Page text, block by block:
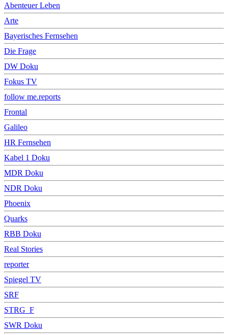
Abenteuer Leben
Arte
Bayerisches Fernsehen
Die Frage
DW Doku
Fokus TV
follow me.reports
Frontal
Galileo
HR Fernsehen
Kabel 1 Doku
MDR Doku
NDR Doku
Phoenix
Quarks
RBB Doku
Real Stories
reporter
Spiegel TV
SRF
STRG_F
SWR Doku